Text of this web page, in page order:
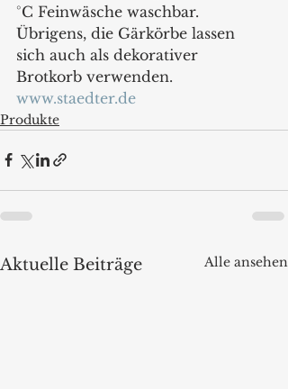
°C Feinwäsche waschbar.
Übrigens, die Gärkörbe lassen
sich auch als dekorativer
Brotkorb verwenden.
www.staedter.de
Produkte
Aktuelle Beiträge Alle ansehen